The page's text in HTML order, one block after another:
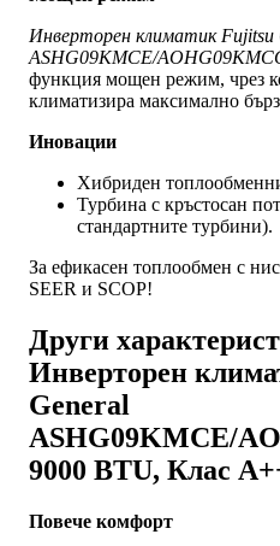
Инверторен климатик Fujitsu
ASHG09KMCE/
функция мощен режим, чрез
климатизира максимално
Иновации
Хибриден
Турбина с кръстосан
стандартните турбини).
За ефикасен топлообмен с
SEER и SCOP!
Други
Инверторен
General
ASHG09KMCE/
9000 BTU, Клас
Повече комфорт